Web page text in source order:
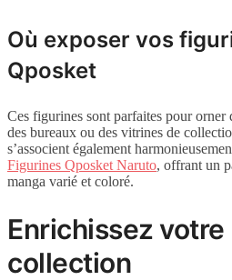
Où exposer vos
Qposket
Ces figurines sont parfaites pour orner
des bureaux ou des vitrines de
s’associent également
Figurines Qposket Naruto, offrant un
manga varié et coloré.
Enrichissez votre
collection